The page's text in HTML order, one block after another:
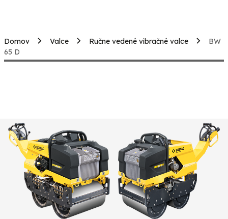
Domov Valce Ručne vedené vibračné valce
BW
65 D